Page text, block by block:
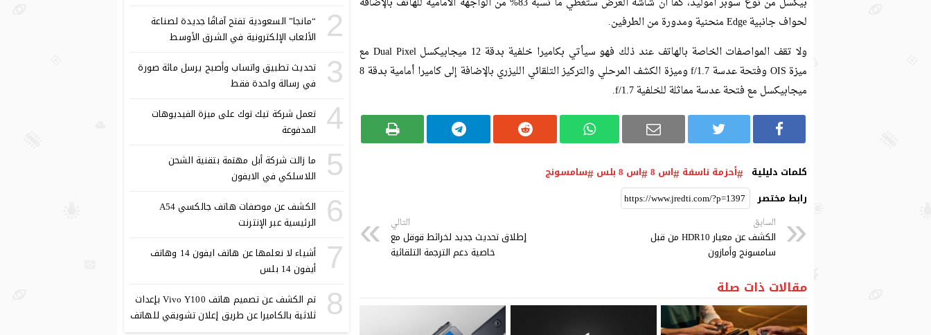
لحواف جانبية Edge منحنية ومدورة من الطرفين.
ولا تقف المواصفات الخاصة بالهاتف عند ذلك فهو سيأتي بكاميرا خلفية بدقة 12 ميجابيكسل Dual Pixel مع
ميزة OIS وفتحة عدسة f/1.7 وميزة الكشف المرحلي والتركيز التلقائي الليزري بالإضافة إلى كاميرا أمامية بدقة 8
ميجابيكسل مع فتحة عدسة مماثلة للخلفية f/1.7.
كلمات دليلية أحزمة ناسفة اس 8 اس 8 بلس
سامسونج
رابط مختصر
السابق
الكشف عن معيار HDR10 من قبل
سامسونج وأمازون
التالي
إطلاق تحديث جديد لخرائط قوقل مع
خاصية دعم الترجمة التلقائية
مقالات ذات صلة
2
“مانجا” السعودية تفتح آفاقًا جديدة لصناعة
الألعاب الإلكترونية في الشرق الأوسط
3
تحديث تطبيق واتساب وأصبح يرسل مائة صورة
في رسالة واحدة فقط
4
تعمل شركة تيك توك على ميزة الفيديوهات
المدفوعة
5
ما زالت شركة أبل مهتمة بتقنية الشحن
اللاسلكي في الايفون
6
الكشف عن موصفات هاتف جالكسي A54
الرئيسية عبر الإنترنت
7
أشياء لا نعلمها عن هاتف ايفون 14 وهاتف
أيفون 14 بلس
8
تم الكشف عن تصميم هاتف Vivo Y100 بإعدات
ثلاثية بالكاميرا عن طريق إعلان تشويقي للهاتف